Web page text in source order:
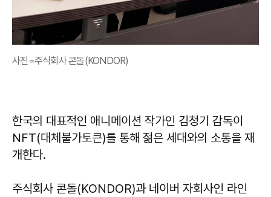
사진=주식회사 콘돌(KONDOR)
한국의 대표적인 애니메이션 작가인 김청기 감독이
NFT(대체불가토큰)를 통해 젊은 세대와의 소통을 재
개한다.
주식회사 콘돌(KONDOR)과 네이버 자회사인 라인